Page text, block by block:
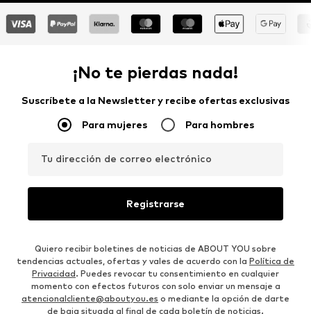
¡No te pierdas nada!
Suscríbete a la Newsletter y recibe ofertas exclusivas
Para mujeres Para hombres
Tu dirección de correo electrónico
Registrarse
Quiero recibir boletines de noticias de ABOUT YOU sobre
tendencias actuales, ofertas y vales de acuerdo con la Política de
Privacidad. Puedes revocar tu consentimiento en cualquier
momento con efectos futuros con solo enviar un mensaje a
atencionalcliente@aboutyou.es o mediante la opción de darte
de baja situada al final de cada boletín de noticias.